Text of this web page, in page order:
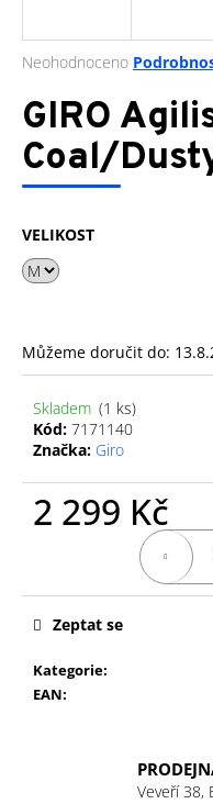
Průměrné
produktu
je
0,0
z
5
Neohodnoceno
GIRO
Coal/
VELIKOST
Můžeme doručit do:
Skladem (1 ks)
Kód: 7171140
Značka: Giro
2 299 Kč
Kategorie:
EAN:
Zeptat se
Veveří 38,
j
t
?
D
o
p
u
m